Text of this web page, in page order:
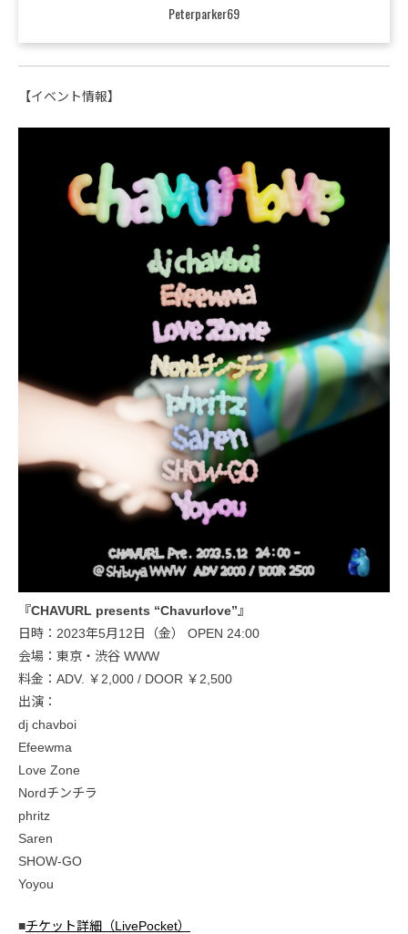
Peterparker69
【イベント情報】
『CHAVURL presents “Chavurlove”』
日時：2023年5月12日（金） OPEN 24:00
会場：東京・渋谷 WWW
料金：ADV. ￥2,000 / DOOR ￥2,500
出演：
dj chavboi
Efeewma
Love Zone
Nordチンチラ
phritz
Saren
SHOW-GO
Yoyou
■チケット詳細（LivePocket）